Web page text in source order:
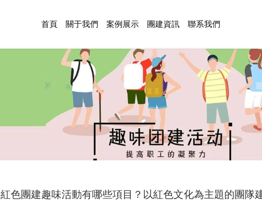
首頁 關于我們 案例展示 團建資訊 聯系我們
紅色團建趣味活動有哪些項目？以紅色文化為主題的團隊